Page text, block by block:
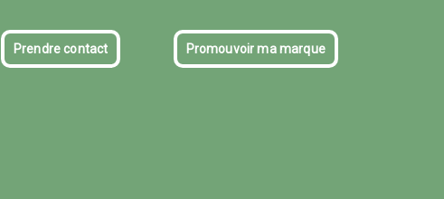
Prendre contact Promouvoir ma marque